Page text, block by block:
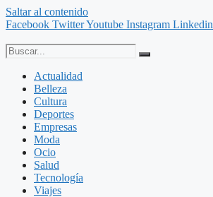
Saltar al contenido
Facebook TwitterYoutube Instagram Linkedin
Actualidad
Belleza
Cultura
Deportes
Empresas
Moda
Ocio
Salud
Tecnología
Viajes